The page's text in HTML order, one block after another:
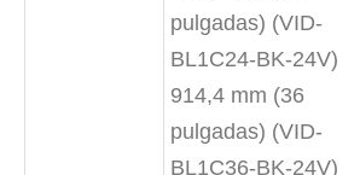
pulgadas) (VID-
BL1C24-BK-24V)
914,4 mm (36
pulgadas) (VID-
BL1C36-BK-24V)